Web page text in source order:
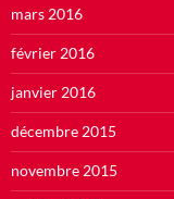
mars 2016
février 2016
janvier 2016
décembre 2015
novembre 2015